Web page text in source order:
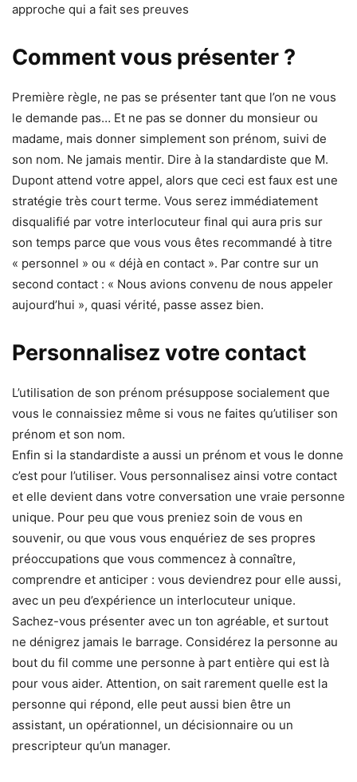
approche qui a fait ses preuves
Comment vous présenter ?
Première règle, ne pas se présenter tant que l’on ne vous
le demande pas… Et ne pas se donner du monsieur ou
madame, mais donner simplement son prénom, suivi de
son nom. Ne jamais mentir. Dire à la standardiste que M.
Dupont attend votre appel, alors que ceci est faux est une
stratégie très court terme. Vous serez immédiatement
disqualifié par votre interlocuteur final qui aura pris sur
son temps parce que vous vous êtes recommandé à titre
« personnel » ou « déjà en contact ». Par contre sur un
second contact : « Nous avions convenu de nous appeler
aujourd’hui », quasi vérité, passe assez bien.
Personnalisez votre contact
L’utilisation de son prénom présuppose socialement que
vous le connaissiez même si vous ne faites qu’utiliser son
prénom et son nom.
Enfin si la standardiste a aussi un prénom et vous le donne
c’est pour l’utiliser. Vous personnalisez ainsi votre contact
et elle devient dans votre conversation une vraie personne
unique. Pour peu que vous preniez soin de vous en
souvenir, ou que vous vous enquériez de ses propres
préoccupations que vous commencez à connaître,
comprendre et anticiper : vous deviendrez pour elle aussi,
avec un peu d’expérience un interlocuteur unique.
Sachez-vous présenter avec un ton agréable, et surtout
ne dénigrez jamais le barrage. Considérez la personne au
bout du fil comme une personne à part entière qui est là
pour vous aider. Attention, on sait rarement quelle est la
personne qui répond, elle peut aussi bien être un
assistant, un opérationnel, un décisionnaire ou un
prescripteur qu’un manager.